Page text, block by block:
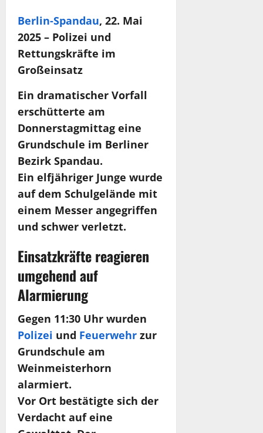
Berlin-Spandau, 22. Mai
2025 – Polizei und
Rettungskräfte im
Großeinsatz
Ein dramatischer Vorfall
erschütterte am
Donnerstagmittag eine
Grundschule im Berliner
Bezirk Spandau.
Ein elfjähriger Junge wurde
auf dem Schulgelände mit
einem Messer angegriffen
und schwer verletzt.
Einsatzkräfte reagieren
umgehend auf
Alarmierung
Gegen 11:30 Uhr wurden
Polizei und Feuerwehr zur
Grundschule am
Weinmeisterhorn
alarmiert.
Vor Ort bestätigte sich der
Verdacht auf eine